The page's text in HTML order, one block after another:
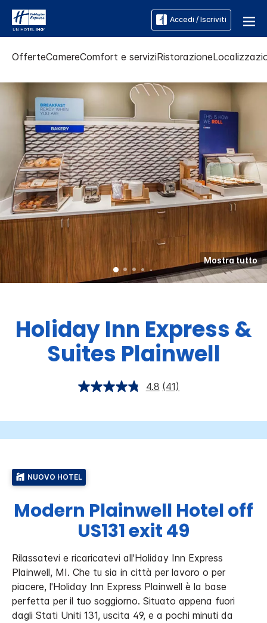
Accedi / Iscriviti
OfferteCamereComfort e serviziRistorazione
Mostra tutto
Holiday Inn Express &
Suites Plainwell
4.8 (41)
NUOVO HOTEL
Modern Plainwell Hotel off
US131 exit 49
Rilassatevi e ricaricatevi all'Holiday Inn Express
Plainwell, MI. Che tu sia in città per lavoro o per
piacere, l'Holiday Inn Express Plainwell è la base
perfetta per il tuo soggiorno. Situato appena fuori
dagli Stati Uniti 131, uscita 49, e a pochi minuti da